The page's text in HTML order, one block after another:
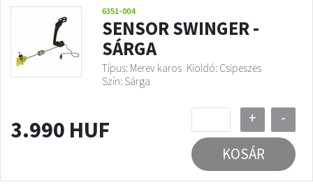
6351-004
SENSOR SWINGER -
SÁRGA
Típus: Merev karos Kioldó: Csipeszes
Szín: Sárga
3.990 HUF +
-
KOSÁR